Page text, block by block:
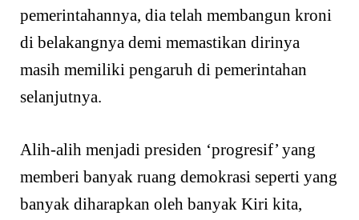
pemerintahannya, dia telah membangun kroni
di belakangnya demi memastikan dirinya
masih memiliki pengaruh di pemerintahan
selanjutnya.
Alih-alih menjadi presiden ‘progresif’ yang
memberi banyak ruang demokrasi seperti yang
banyak diharapkan oleh banyak Kiri kita,